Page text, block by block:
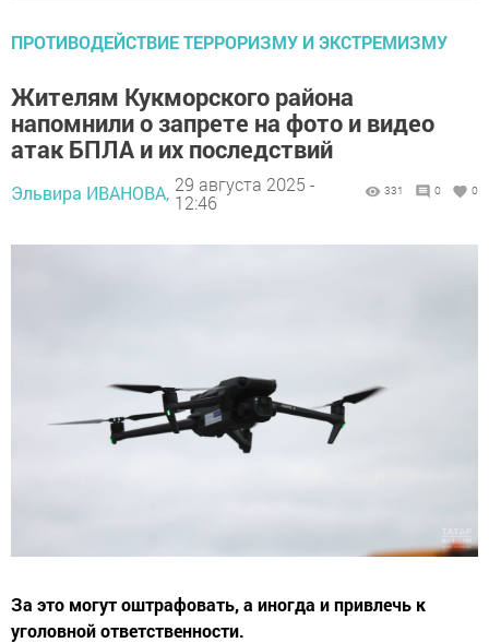
ПРОТИВОДЕЙСТВИЕ ТЕРРОРИЗМУ И ЭКСТРЕМИЗМУ
Жителям Кукморского района
напомнили о запрете на фото и видео
атак БПЛА и их последствий
Эльвира ИВАНОВА, 29 августа 2025 -
12:46
331 0 0
За это могут оштрафовать, а иногда и привлечь к
уголовной ответственности.